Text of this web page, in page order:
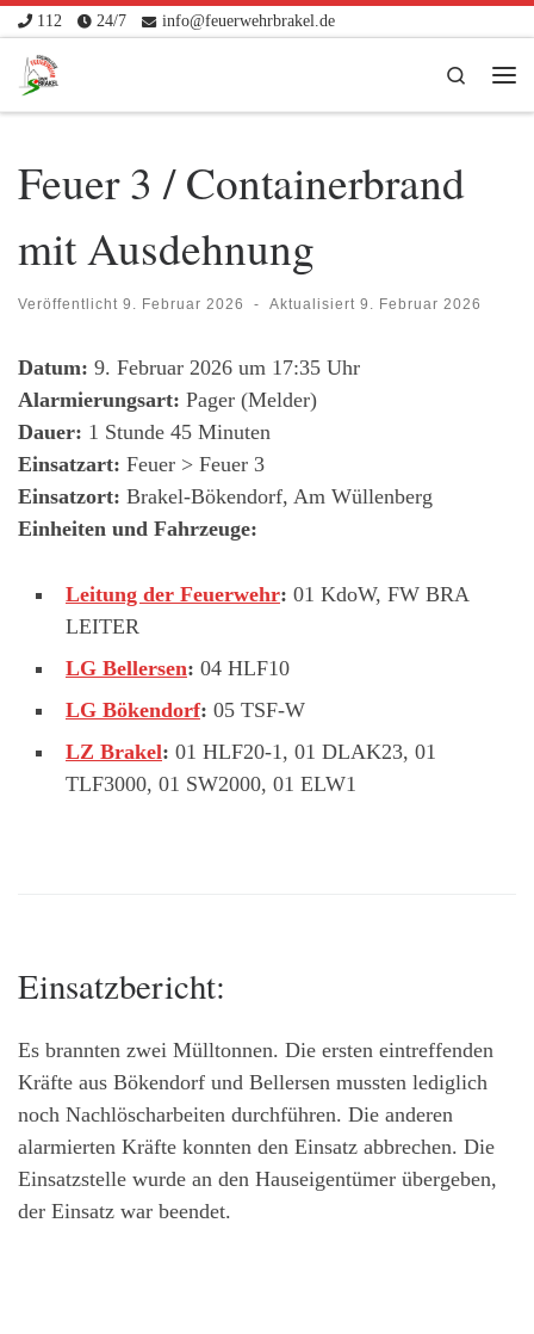
Zum Inhalt springen
112 24/7 info@feuerwehrbrakel.de
Search
Feuer 3 / Containerbrand
mit Ausdehnung
Veröffentlicht 9. Februar 2026 - Aktualisiert 9. Februar 2026
Datum: 9. Februar 2026 um 17:35 Uhr
Alarmierungsart: Pager (Melder)
Dauer: 1 Stunde 45 Minuten
Einsatzart: Feuer > Feuer 3
Einsatzort: Brakel-Bökendorf, Am Wüllenberg
Einheiten und Fahrzeuge:
Leitung der Feuerwehr: 01 KdoW, FW BRA
LEITER
LG Bellersen: 04 HLF10
LG Bökendorf: 05 TSF-W
LZ Brakel: 01 HLF20-1, 01 DLAK23, 01
TLF3000, 01 SW2000, 01 ELW1
Einsatzbericht:
Es brannten zwei Mülltonnen. Die ersten eintreffenden
Kräfte aus Bökendorf und Bellersen mussten lediglich
noch Nachlöscharbeiten durchführen. Die anderen
alarmierten Kräfte konnten den Einsatz abbrechen. Die
Einsatzstelle wurde an den Hauseigentümer übergeben,
der Einsatz war beendet.